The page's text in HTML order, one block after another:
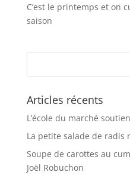
C’est le printemps et on
saison
Articles récents
L’école du marché
La petite salade de radis
Soupe de carottes au
Joël Robuchon